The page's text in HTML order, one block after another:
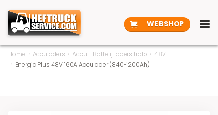
WEBSHOP
Home Acculaders Accu - Batterij laders trafo
48V
Energic Plus 48V 160A Acculader (840-1200Ah)